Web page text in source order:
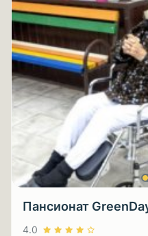
Пансионат
4.0